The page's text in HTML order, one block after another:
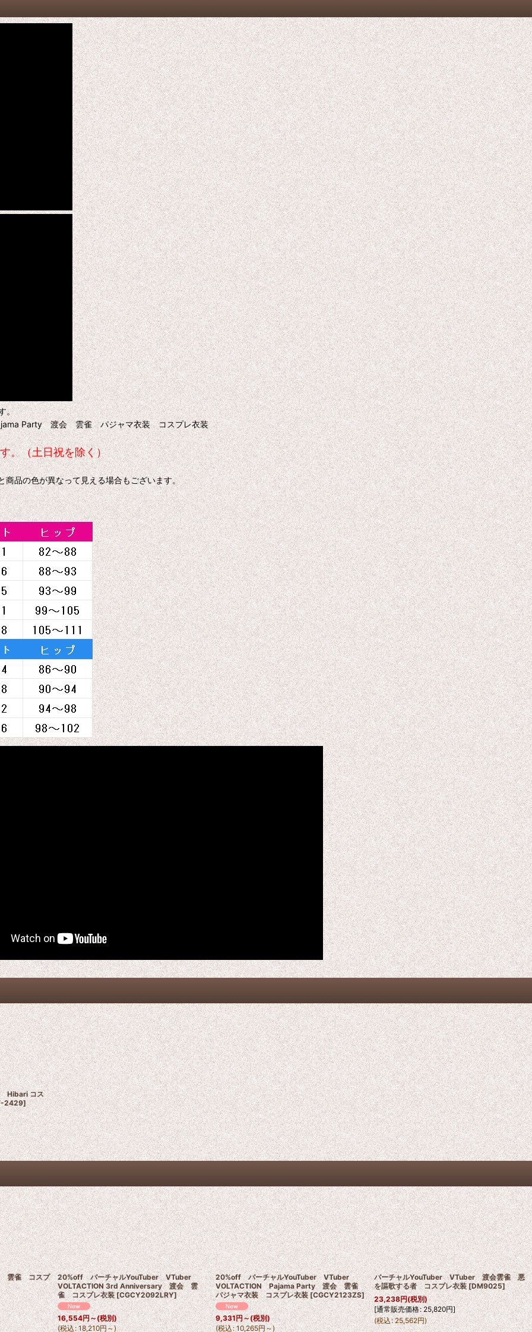
。
Party 渡会 雲雀 パジャマ衣装 コスプレ衣装
。（土日祝を除く）
商品の色が異なって見える場合もございます。
Hibari コス
2429]
雲雀 コスプ
20%off バーチャルYouTuber VTuber
VOLTACTION 3rd Anniversary 渡会 雲
雀 コスプレ衣装 [CGCY2092LRY]
16,554円～(税別)
(税込: 18,210円～)
20%off バーチャルYouTuber VTuber
VOLTACTION Pajama Party 渡会 雲雀
パジャマ衣装 コスプレ衣装 [CGCY2123ZS]
9,331円～(税別)
(税込: 10,265円～)
バーチャルYouTuber VTuber 渡会雲雀 悪
を謳歌する者 コスプレ衣装 [DM9025]
23,238円(税別)
[通常販売価格: 25,820円]
(税込: 25,562円)